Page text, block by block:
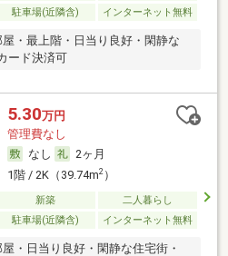
駐車場(近隣含) インターネット無料
・最上階・日当り良好・閑静な
ード決済可
5.30万円
管理費なし
なし
2ヶ月
1階 / 2K（39.74m2）
新築
二人暮らし
駐車場(近隣含) インターネット無料
・日当り良好・閑静な住宅街・